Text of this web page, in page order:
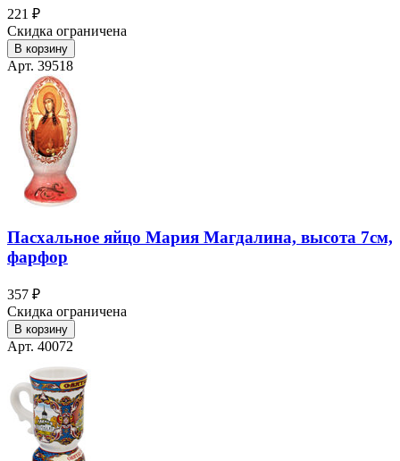
221 ₽
Скидка ограничена
В корзину
Арт. 39518
Пасхальное яйцо Мария Магдалина, высота 7см,
фарфор
357 ₽
Скидка ограничена
В корзину
Арт. 40072